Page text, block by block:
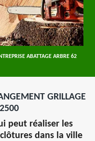
ABATTAGE ARBRE 62
GRILLAGE
peut réaliser les
dans la ville